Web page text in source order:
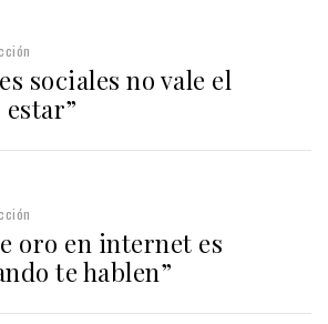
sociales no vale el
oro en internet es
te hablen”